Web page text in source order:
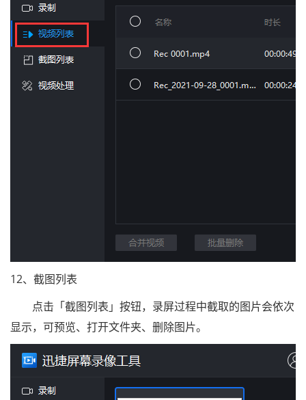
12、截图列表
点击「截图列表」按钮，录屏过程中截取的图片会依次
显示，可预览、打开文件夹、删除图片。